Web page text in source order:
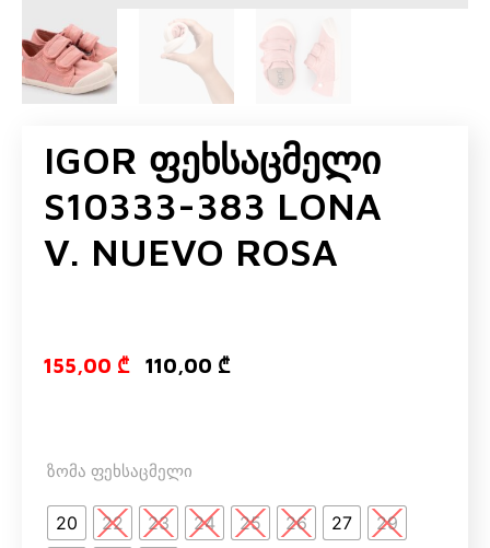
IGOR Ფეხსაცმელი
S10333-383 LONA
V. NUEVO ROSA
155,00 ₾ Original price
110,00 ₾Current
ზომა ფეხსაცმელი
20 22 23 24 25 26 27
29